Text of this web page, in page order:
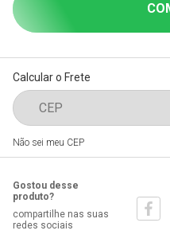
Calcular o Frete
Não sei meu CEP
Gostou desse
produto?
compartilhe nas suas
redes sociais